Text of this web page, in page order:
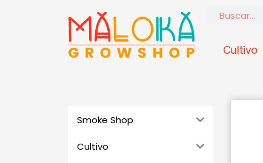
Buscar
Cultivo
Smoke Shop
Cultivo